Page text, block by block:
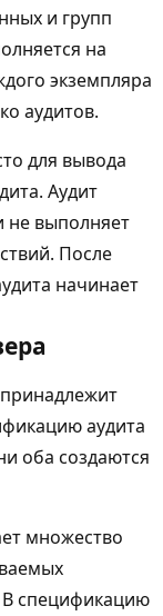
и групп
на
экземпляра
аудитов.
для вывода
Аудит
не выполняет
После
начинает
принадлежит
аудита
оба создаются
множество
спецификацию